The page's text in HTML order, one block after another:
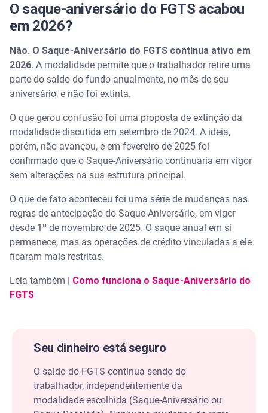
Como cancelar o saque-aniversário antes da
Encontre as melhores opções de crédito no Serasa
Crédito
aniversário
O saque-aniversário do FGTS vai acabar mesmo?
Quem tem antecipação de saque-aniversário pode
voltar para o saque-rescisão?
Qual a diferença entre o novo consignado do FGTS
e o saque-aniversário?
Se o saque-aniversário acabar, eu perco o dinheiro
que está lá?
Como cancelar o saque-aniversário antes das
novas regras de 2026?
O saque-aniversário do FGTS acabou
em 2026?
Não. O Saque-Aniversário do FGTS continua ativo em
2026. A modalidade permite que o trabalhador retire uma
parte do saldo do fundo anualmente, no mês de seu
aniversário, e não foi extinta.
O que gerou confusão foi uma proposta de extinção da
modalidade discutida em setembro de 2024. A ideia,
porém, não avançou, e em fevereiro de 2025 foi
confirmado que o Saque-Aniversário continuaria em vigor
sem alterações na sua estrutura principal.
O que de fato aconteceu foi uma série de mudanças nas
regras de antecipação do Saque-Aniversário, em vigor
desde 1º de novembro de 2025. O saque anual em si
permanece, mas as operações de crédito vinculadas a ele
ficaram mais restritas.
Leia também |
Como funciona o Saque-Aniversário do
FGTS
Seu dinheiro está seguro
O saldo do FGTS continua sendo do
trabalhador, independentemente da
modalidade escolhida (Saque-Aniversário ou